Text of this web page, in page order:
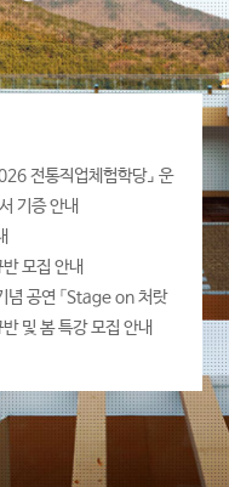
전통직업체험학당⌟ 운
기증 안내
모집 안내
념 공연 「Stage on 처랏
및 봄 특강 모집 안내